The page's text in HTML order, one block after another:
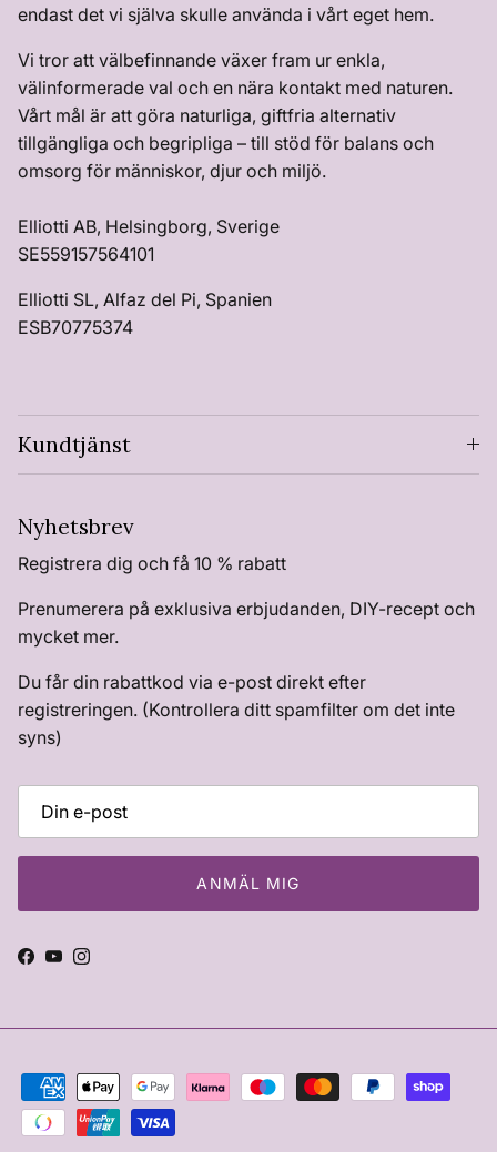
endast det vi själva skulle använda i vårt eget hem.
Vi tror att välbefinnande växer fram ur enkla,
välinformerade val och en nära kontakt med naturen.
Vårt mål är att göra naturliga, giftfria alternativ
tillgängliga och begripliga – till stöd för balans och
omsorg för människor, djur och miljö.
Elliotti AB, Helsingborg, Sverige
SE559157564101
Elliotti SL, Alfaz del Pi, Spanien
ESB70775374
Kundtjänst
Nyhetsbrev
Registrera dig och få 10 % rabatt
Prenumerera på exklusiva erbjudanden, DIY-recept och
mycket mer.
Du får din rabattkod via e-post direkt efter
registreringen. (Kontrollera ditt spamfilter om det inte
syns)
ANMÄL MIG
Facebook
YouTube
Instagram